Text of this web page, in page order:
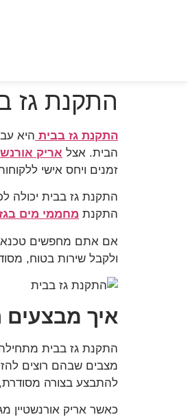
התקנת גז
התקנת גז בבית היא
הבית. אצל אריק
זמנים ויחס אישי
התקנת גז בבית יכולה
התקנת מחממי מים
אם אתם מחפשים טכנאי
ולקבל שירות בטוח,
איך מבצעים
התקנת גז בבית
מצבים שבהם רוצים
להתבצע בצורה
כאשר אריק אורנשטיין